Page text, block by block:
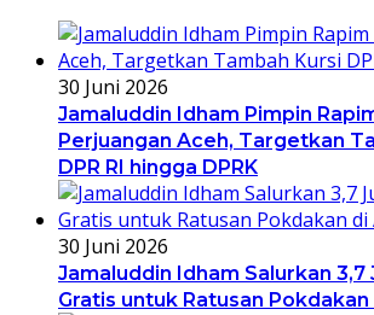
30 Juni 2026
Jamaluddin Idham Pimpin
Perjuangan Aceh, Targetkan
DPR RI hingga DPRK
30 Juni 2026
Jamaluddin Idham Salurkan 3,7
Gratis untuk Ratusan